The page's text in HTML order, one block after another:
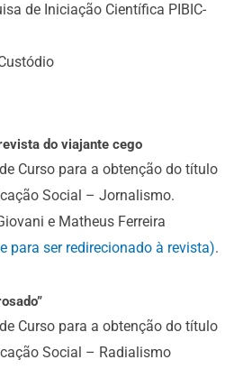
de Iniciação Científica PIBIC-
do viajante cego
Curso para a obtenção do título
Social – Jornalismo.
e Matheus Ferreira
para ser redirecionado à revista).
Curso para a obtenção do título
Social – Radialismo